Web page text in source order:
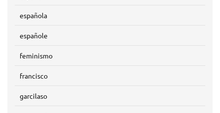
española
españole
feminismo
francisco
garcilaso